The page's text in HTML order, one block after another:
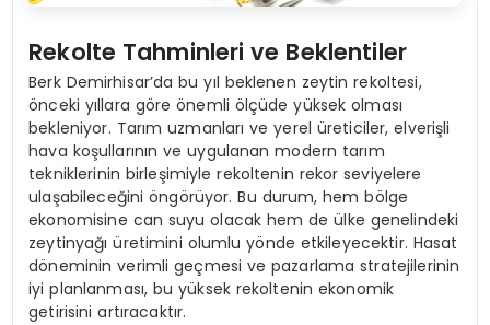
Rekolte Tahminleri ve Beklentiler
Berk Demirhisar’da bu yıl beklenen zeytin rekoltesi,
önceki yıllara göre önemli ölçüde yüksek olması
bekleniyor. Tarım uzmanları ve yerel üreticiler, elverişli
hava koşullarının ve uygulanan modern tarım
tekniklerinin birleşimiyle rekoltenin rekor seviyelere
ulaşabileceğini öngörüyor. Bu durum, hem bölge
ekonomisine can suyu olacak hem de ülke genelindeki
zeytinyağı üretimini olumlu yönde etkileyecektir. Hasat
döneminin verimli geçmesi ve pazarlama stratejilerinin
iyi planlanması, bu yüksek rekoltenin ekonomik
getirisini artıracaktır.